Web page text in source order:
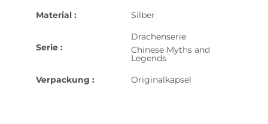
Material : Silber
Serie :
Drachenserie
Chinese Myths and
Legends
Verpackung :
Originalkapsel